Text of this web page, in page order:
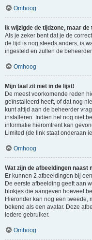
Omhoog
Ik wijzigde de tijdzone, maar
Als je zeker bent dat je de
de tijd is nog steeds anders, is
ingesteld en zullen de
Omhoog
Mijn taal zit niet in de lijst!
De meest voorkomende reden
geïnstalleerd heeft, of dat nog
kunt altijd aan de beheerder
installeren. Indien het nog niet
informatie hieromtrent kan
Limited (de link staat onderaan
Omhoog
Wat zijn de afbeeldingen naast
Er kunnen 2 afbeeldingen bij
De eerste afbeelding geeft aan
blokjes die aangeven hoeveel
Hieronder kan nog een tweede,
bekend als een avatar. Deze
iedere gebruiker.
Omhoog